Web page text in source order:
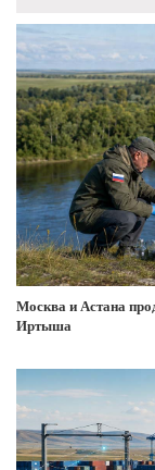
Москва и Астана
Иртыша